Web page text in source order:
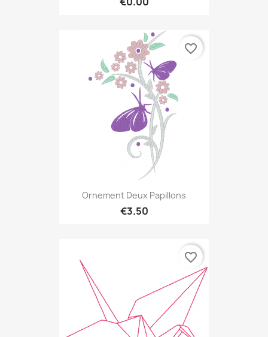
Ornement Deux Papillons
€3.50
favorite_border
favorite_border